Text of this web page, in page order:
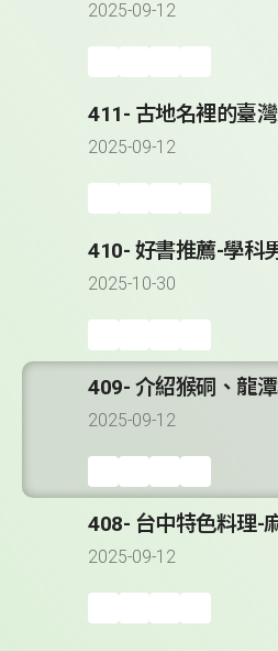
2025-09-12
411- 古地名裡的臺
2025-09-12
410- 好書推薦-學科
2025-10-30
409- 介紹猴硐、龍
2025-09-12
408- 台中特色料理-
2025-09-12